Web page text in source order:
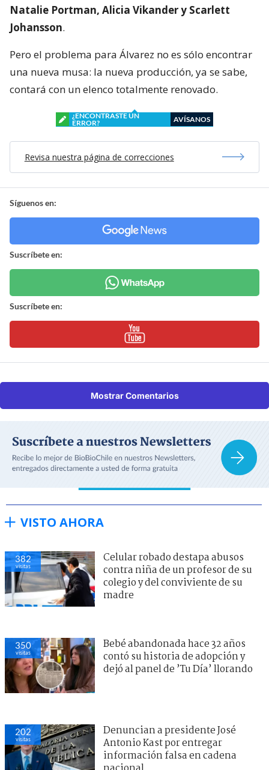
Natalie Portman, Alicia Vikander y Scarlett
Johansson.
Pero el problema para Álvarez no es sólo encontrar
una nueva musa: la nueva producción, ya se sabe,
contará con un elenco totalmente renovado.
¿ENCONTRASTE UN
ERROR?
AVÍSANOS
Revisa nuestra página de correcciones
Síguenos en:
Suscríbete en:
Suscríbete en:
Mostrar Comentarios
VISTO AHORA
382
visitas
Celular robado destapa abusos
contra niña de un profesor de su
colegio y del conviviente de su
madre
350
visitas
Bebé abandonada hace 32 años
contó su historia de adopción y
dejó al panel de ’Tu Día’ llorando
202
visitas
Denuncian a presidente José
Antonio Kast por entregar
información falsa en cadena